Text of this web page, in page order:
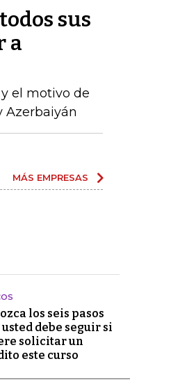
sus
a
el motivo de
Azerbaiyán
MÁS EMPRESAS
los seis pasos
usted debe seguir si
solicitar un
este curso